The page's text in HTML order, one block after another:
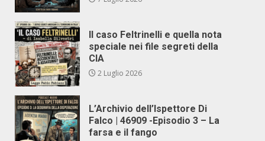
Il caso Feltrinelli e quella nota
speciale nei file segreti della
CIA
2 Luglio 2026
L’Archivio dell’Ispettore Di
Falco | 46909 -Episodio 3 – La
farsa e il fango